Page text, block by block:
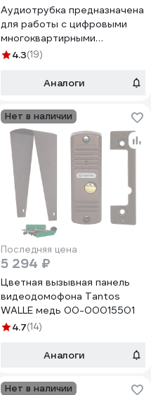
Аудиотрубка предназначена
для работы c цифровыми
многоквартирными
домофонами Tantos TS-AD
4.3(19)
Аналоги
Нет в наличии
Последняя цена
5 294 ₽
Цветная вызывная панель
видеодомофона Tantos
WALLE медь 00-00015501
4.7(14)
Аналоги
Нет в наличии